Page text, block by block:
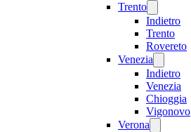
Trento
Indietro
Trento
Rovereto
Venezia
Indietro
Venezia
Chioggia
Vigonovo
Verona